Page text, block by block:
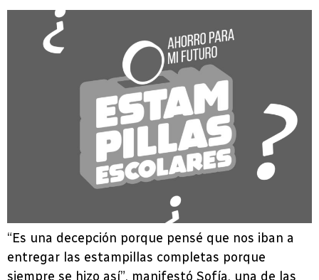
“Es una decepción porque pensé que nos iban a
entregar las estampillas completas porque
siempre se hizo así”, manifestó Sofía, una de las